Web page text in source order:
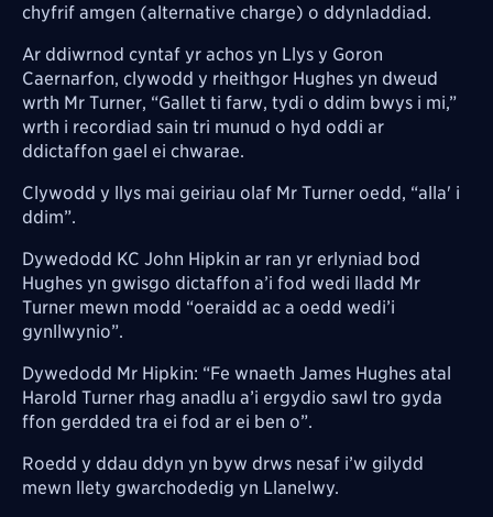
chyfrif amgen (alternative charge) o ddynladdiad.
Ar ddiwrnod cyntaf yr achos yn Llys y Goron
Caernarfon, clywodd y rheithgor Hughes yn dweud
wrth Mr Turner, “Gallet ti farw, tydi o ddim bwys i mi,”
wrth i recordiad sain tri munud o hyd oddi ar
ddictaffon gael ei chwarae.
Clywodd y llys mai geiriau olaf Mr Turner oedd, “alla' i
ddim”.
Dywedodd KC John Hipkin ar ran yr erlyniad bod
Hughes yn gwisgo dictaffon a’i fod wedi lladd Mr
Turner mewn modd “oeraidd ac a oedd wedi’i
gynllwynio”.
Dywedodd Mr Hipkin: “Fe wnaeth James Hughes atal
Harold Turner rhag anadlu a’i ergydio sawl tro gyda
ffon gerdded tra ei fod ar ei ben o”.
Roedd y ddau ddyn yn byw drws nesaf i’w gilydd
mewn llety gwarchodedig yn Llanelwy.